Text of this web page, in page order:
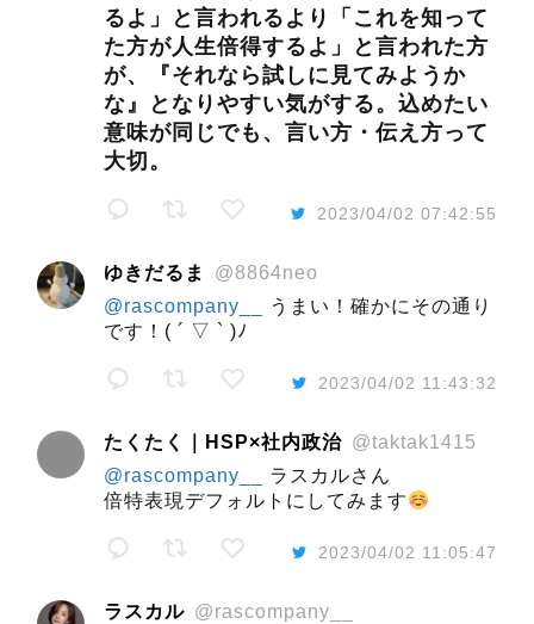
るよ」と言われるより「これを知って
た方が人生倍得するよ」と言われた方
が、『それなら試しに見てみようか
な』となりやすい気がする。込めたい
意味が同じでも、言い方・伝え方って
大切。
2023/04/02 07:42:55
ゆきだるま
@8864neo
@rascompany__
うまい！確かにその通り
です！( ´ ▽ ` )ﾉ
2023/04/02 11:43:32
たくたく｜HSP×社内政治 @taktak1415
@rascompany__
ラスカルさん
倍特表現デフォルトにしてみます
2023/04/02 11:05:47
ラスカル @rascompany__